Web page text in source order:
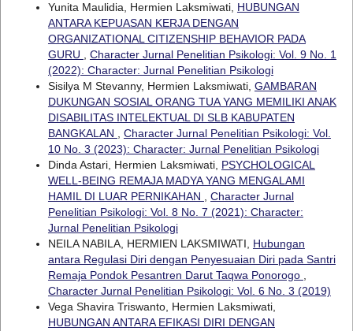
Yunita Maulidia, Hermien Laksmiwati, HUBUNGAN
ANTARA KEPUASAN KERJA DENGAN
ORGANIZATIONAL CITIZENSHIP BEHAVIOR PADA
GURU , Character Jurnal Penelitian Psikologi: Vol. 9 No. 1
(2022): Character: Jurnal Penelitian Psikologi
Sisilya M Stevanny, Hermien Laksmiwati, GAMBARAN
DUKUNGAN SOSIAL ORANG TUA YANG MEMILIKI ANAK
DISABILITAS INTELEKTUAL DI SLB KABUPATEN
BANGKALAN , Character Jurnal Penelitian Psikologi: Vol.
10 No. 3 (2023): Character: Jurnal Penelitian Psikologi
Dinda Astari, Hermien Laksmiwati, PSYCHOLOGICAL
WELL-BEING REMAJA MADYA YANG MENGALAMI
HAMIL DI LUAR PERNIKAHAN , Character Jurnal
Penelitian Psikologi: Vol. 8 No. 7 (2021): Character:
Jurnal Penelitian Psikologi
NEILA NABILA, HERMIEN LAKSMIWATI, Hubungan
antara Regulasi Diri dengan Penyesuaian Diri pada Santri
Remaja Pondok Pesantren Darut Taqwa Ponorogo ,
Character Jurnal Penelitian Psikologi: Vol. 6 No. 3 (2019)
Vega Shavira Triswanto, Hermien Laksmiwati,
HUBUNGAN ANTARA EFIKASI DIRI DENGAN